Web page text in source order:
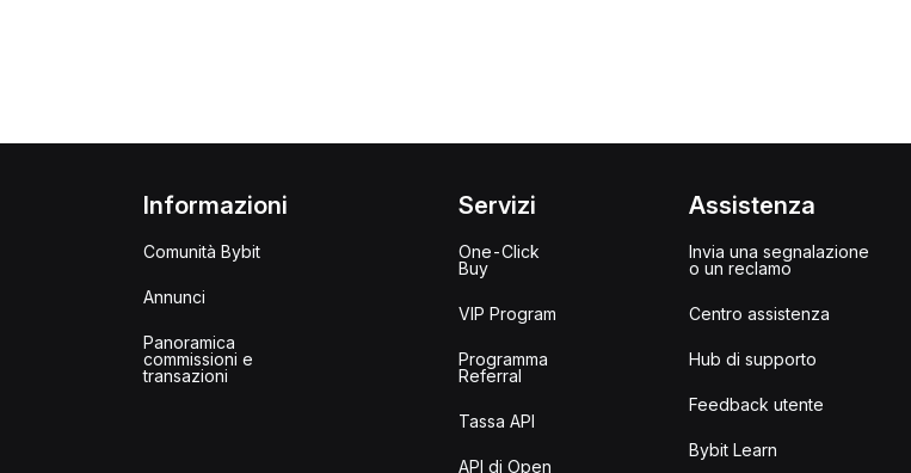
Informazioni
Comunità Bybit
Annunci
Panoramica
commissioni e
transazioni
Servizi
One-Click
Buy
VIP Program
Programma
Referral
Tassa API
API di Open
Assistenza
Invia una segnalazione
o un reclamo
Centro assistenza
Hub di supporto
Feedback utente
Bybit Learn